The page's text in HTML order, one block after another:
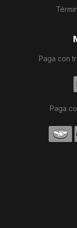
Paga con
Paga